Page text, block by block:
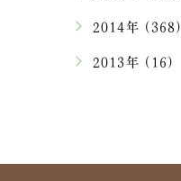
2014年 (368)
2013年 (16)